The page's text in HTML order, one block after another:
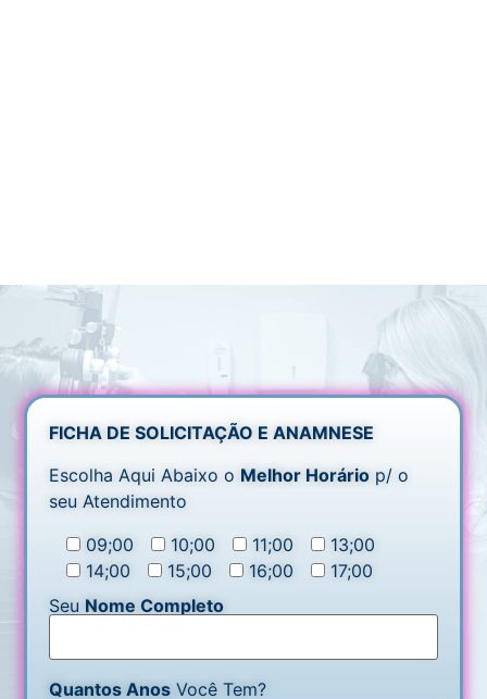
FICHA DE SOLICITAÇÃO E ANAMNESE
Escolha Aqui Abaixo o Melhor Horário p/ o
seu Atendimento
09;00 10;00 11;00
13;00
14;00
15;00 16;00
17;00
Seu Nome Completo
Quantos Anos Você Tem?